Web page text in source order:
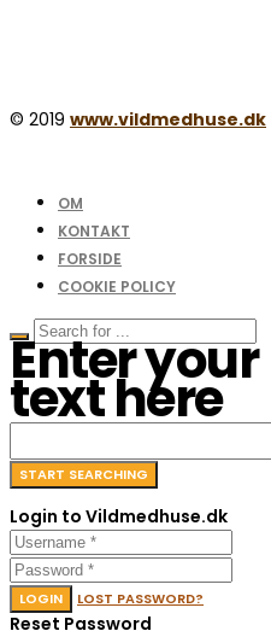
© 2019 www.vildmedhuse.dk
OM
KONTAKT
FORSIDE
COOKIE POLICY
Enter your
text here
Login to Vildmedhuse.dk
LOGIN LOST PASSWORD?
Reset Password